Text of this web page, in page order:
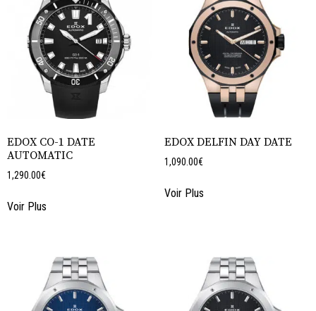
EDOX CO-1 DATE
AUTOMATIC
1,290.00€
Voir Plus
EDOX DELFIN DAY DATE
1,090.00€
Voir Plus